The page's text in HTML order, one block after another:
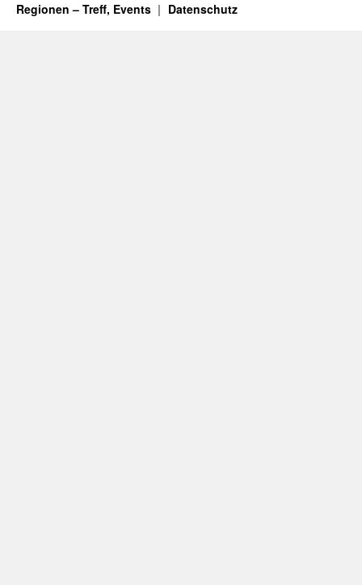
Regionen – Treff, Events Datenschutz